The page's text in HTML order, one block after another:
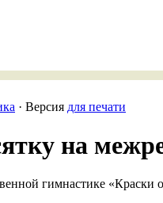
· Версия для печати
на
гимнастике «Краски